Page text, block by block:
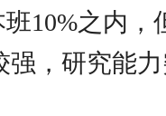
10%之内，
，研究能力